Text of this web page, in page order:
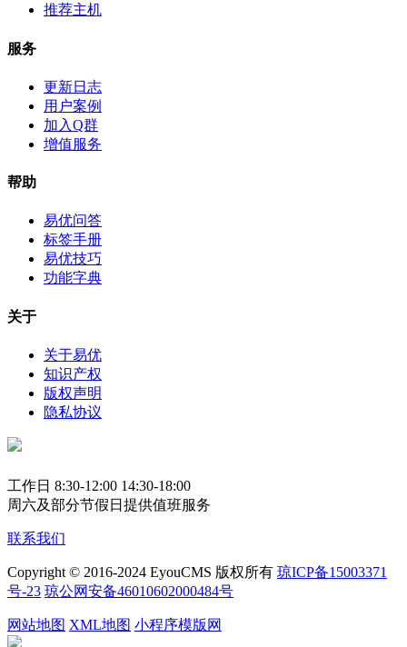
推荐主机
服务
更新日志
用户案例
加入Q群
增值服务
帮助
易优问答
标签手册
易优技巧
功能字典
关于
关于易优
知识产权
版权声明
隐私协议
工作日 8:30-12:00 14:30-18:00
周六及部分节假日提供值班服务
联系我们
Copyright © 2016-2024 EyouCMS 版权所有 琼ICP备15003371
号-23 琼公网安备46010602000484号
网站地图 XML地图 小程序模版网